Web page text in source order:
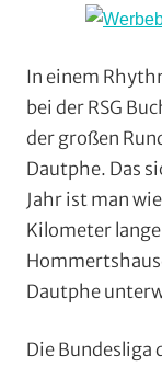
In einem
bei der RSG
der großen
Dautphe. Das
Jahr ist man
Kilometer
Dautphe
Die Bundesliga